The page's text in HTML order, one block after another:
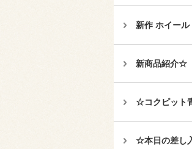
新作 ホイール
新商品紹介☆
☆コクピット
☆本日の差し